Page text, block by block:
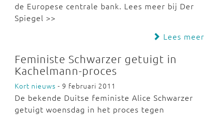
de Europese centrale bank. Lees meer bij Der
Spiegel >>
Lees meer
Feministe Schwarzer getuigt in
Kachelmann-proces
Kort nieuws - 9 februari 2011
De bekende Duitse feministe Alice Schwarzer
getuigt woensdag in het proces tegen